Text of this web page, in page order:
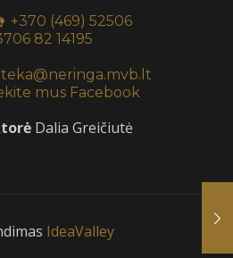
+370 (469) 52506
82 14195
mus Facebook
Dalia Greičiutė
IdeaValley